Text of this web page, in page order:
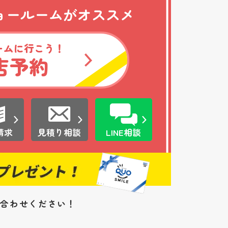
ールームがオススメ
に行こう！
予約
求 見積り相談 LINE相談
わせください！